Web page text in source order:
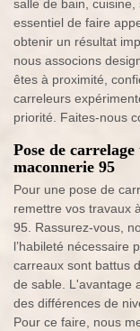
salle de bain,
essentiel de faire
obtenir un résultat
nous associons
êtes à proximité,
carreleurs
priorité. Faites-nous
Pose de
maconnerie 95
Pour une pose de
remettre vos travaux
95. Rassurez-vous,
l’habileté nécessaire
carreaux sont battus
de sable. L'avantage
des différences de
Pour ce faire, nous